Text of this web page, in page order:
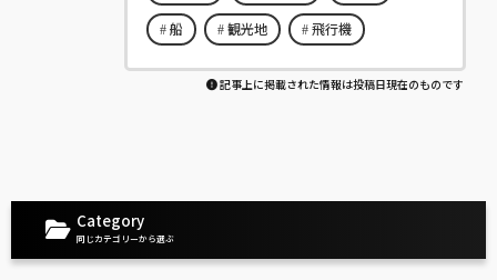
船 観光地 飛行機
記事上に掲載された情報は投稿日現在のものです
Category
同じカテゴリーから選ぶ